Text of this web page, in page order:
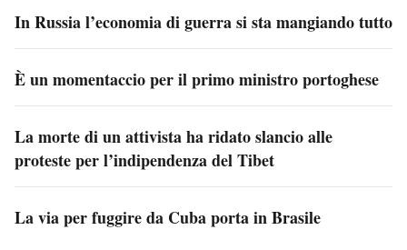
In Russia l’economia di guerra si sta mangiando tutto
È un momentaccio per il primo ministro portoghese
La morte di un attivista ha ridato slancio alle
proteste per l’indipendenza del Tibet
La via per fuggire da Cuba porta in Brasile